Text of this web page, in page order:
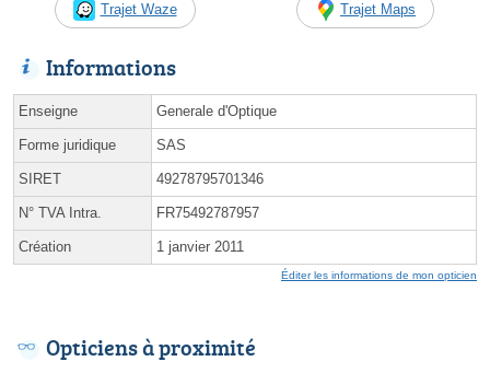
Trajet Waze Trajet Maps
Informations
Enseigne Generale d'Optique
Forme juridique SAS
SIRET 49278795701346
N° TVA Intra. FR75492787957
Création 1 janvier 2011
Éditer les informations de mon opticien
Opticiens à proximité